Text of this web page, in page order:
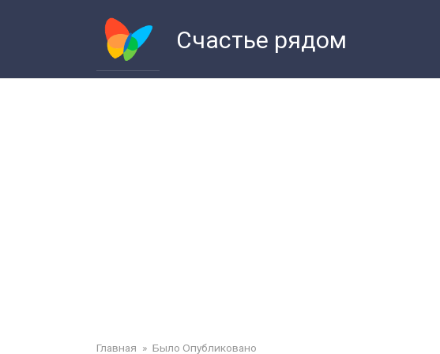
Счастье рядом
Главная » Было Опубликовано